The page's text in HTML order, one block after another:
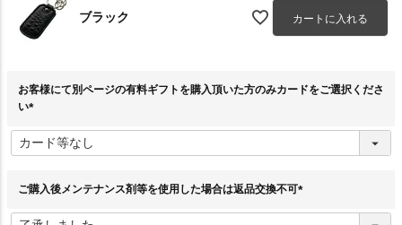
ブラック カートに入れる
お客様にて別ページの有料ギフトを購入頂いた方のみカードをご選択くださ
い
必
須
ご購入後メンテナンス剤等を使用した場合は返品交換不可